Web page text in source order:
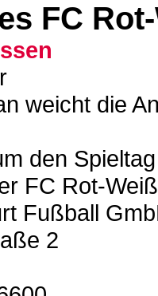
FC
weicht die
den
FC Rot-
Fußball
2